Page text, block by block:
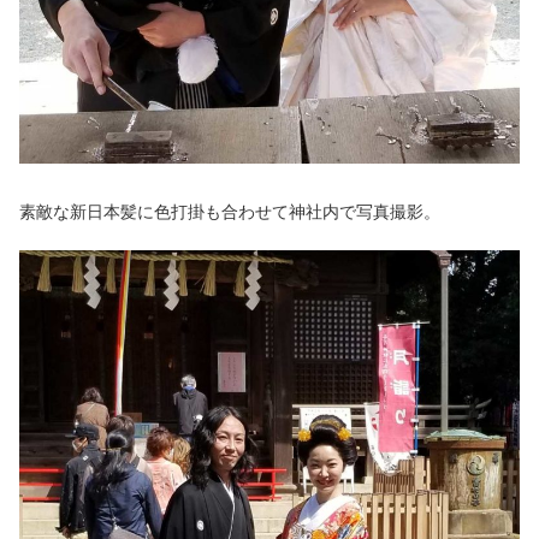
素敵な新日本髪に色打掛も合わせて神社内で写真撮影。